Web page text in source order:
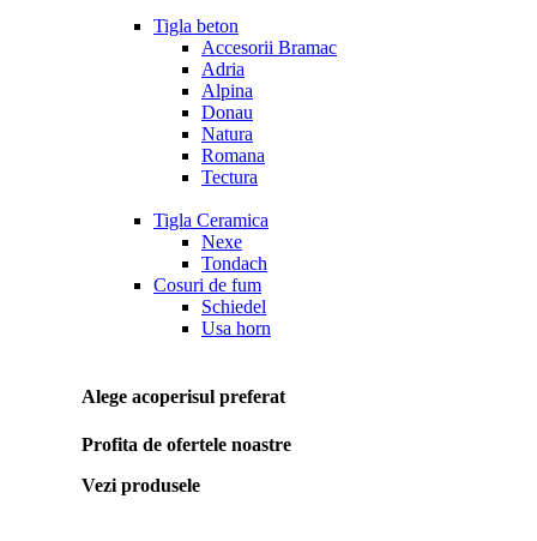
Tigla beton
Accesorii Bramac
Adria
Alpina
Donau
Natura
Romana
Tectura
Tigla Ceramica
Nexe
Tondach
Cosuri de fum
Schiedel
Usa horn
Alege acoperisul preferat
Profita de ofertele noastre
Vezi produsele